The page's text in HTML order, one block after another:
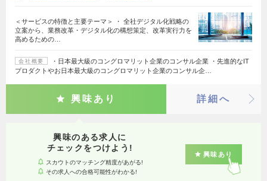
＜サービスの特徴と主要テーマ＞ ・ 全社デジタル化戦略の
立案から、業務改革・デジタル化の構想策定、改革実行力を
高めるための…
会社概要
・日本最大級のコングロマリット企業のコンサル企業 ・先進的なIT
プロダクトやお日本最大級のコングロマリット企業のコンサル企…
興味あり 詳細へ
興味のある求人に
チェックをつけよう!
スカウトのマッチング精度があがる!
その求人への合格可能性がわかる!
興味あり